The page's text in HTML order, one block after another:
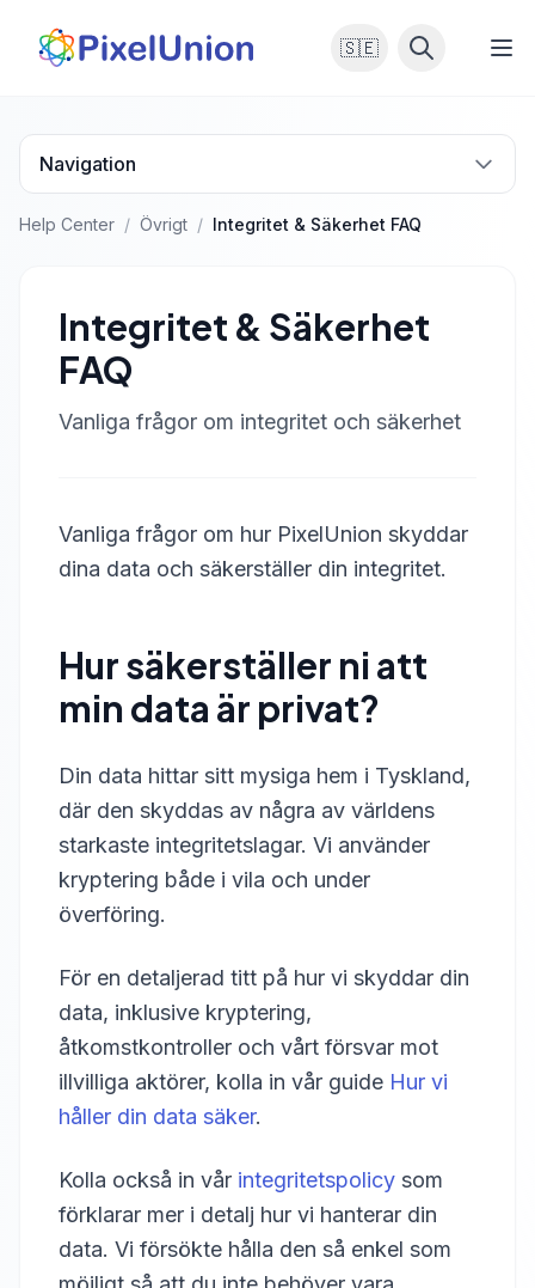
🇸🇪
Navigation
Help Center / Övrigt / Integritet & Säkerhet FAQ
Integritet & Säkerhet
FAQ
Vanliga frågor om integritet och säkerhet
Vanliga frågor om hur PixelUnion skyddar
dina data och säkerställer din integritet.
Hur säkerställer ni att
min data är privat?
Din data hittar sitt mysiga hem i Tyskland,
där den skyddas av några av världens
starkaste integritetslagar. Vi använder
kryptering både i vila och under
överföring.
För en detaljerad titt på hur vi skyddar din
data, inklusive kryptering,
åtkomstkontroller och vårt försvar mot
illvilliga aktörer, kolla in vår guide Hur vi
håller din data säker.
Kolla också in vår integritetspolicy som
förklarar mer i detalj hur vi hanterar din
data. Vi försökte hålla den så enkel som